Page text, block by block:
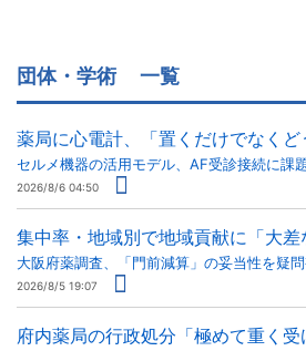
団体・学術 一覧
薬局に心電計、「置くだけでなくど
セルメ機器の活用モデル、AF受診接続に課
2026/8/6 04:50
集中率・地域別で地域貢献に「大差
大阪府薬調査、「門前減算」の妥当性を疑問
2026/8/5 19:07
府内薬局の行政処分「極めて重く受